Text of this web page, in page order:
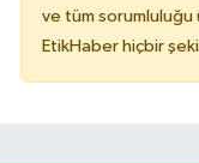
ve tüm sorumluluğu
EtikHaber hiçbir